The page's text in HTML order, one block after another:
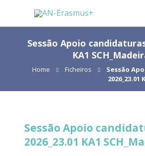
Sessão Apoio candidaturas
KA1
Home Ficheiros
Sessão
2026_23.01
Sessão Apoio
2026_23.01 KA1